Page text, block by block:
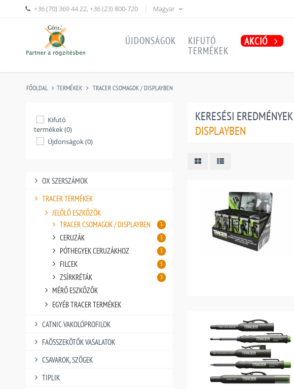
+36 (70) 369 44 22,+36 (23) 800-720 Magyar
ÚJDONSÁGOK
KIFUTÓ
TERMÉKEK
AKCIÓ
FŐOLDAL TERMÉKEK TRACER CSOMAGOK / DISPLAYBEN
Kifutó
termékek (0)
Újdonságok (0)
OX SZERSZÁMOK
TRACER TERMÉKEK
JELÖLŐ ESZKÖZÖK
TRACER CSOMAGOK / DISPLAYBEN
3
CERUZÁK 3
PÓTHEGYEK CERUZÁKHOZ 3
FILCEK 5
ZSÍRKRÉTÁK 3
MÉRŐ ESZKÖZÖK
EGYÉB TRACER TERMÉKEK
CATNIC VAKOLÓPROFILOK
FAÖSSZEKÖTŐK VASALATOK
CSAVAROK, SZÖGEK
TIPLIK
KERESÉSI EREDMÉNYEK
DISPLAYBEN